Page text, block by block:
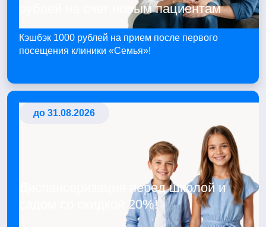
рублей на счет новым пациентам
Кэшбэк 1000 рублей на прием после первого
посещения клиники «Семья»!
до 31.08.2026
Диспансеризация перед школой и
садом со скидкой 20%!